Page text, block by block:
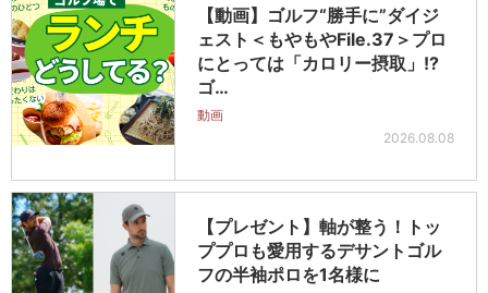
【動画】ゴルフ“勝手に”ダイジ
ェスト＜もやもやFile.37＞プロ
にとっては「カロリー摂取」!?
ゴ…
動画
2026.08.08
【プレゼント】軸が整う！トッ
ププロも愛用するデサントゴル
フの半袖ポロを1名様に